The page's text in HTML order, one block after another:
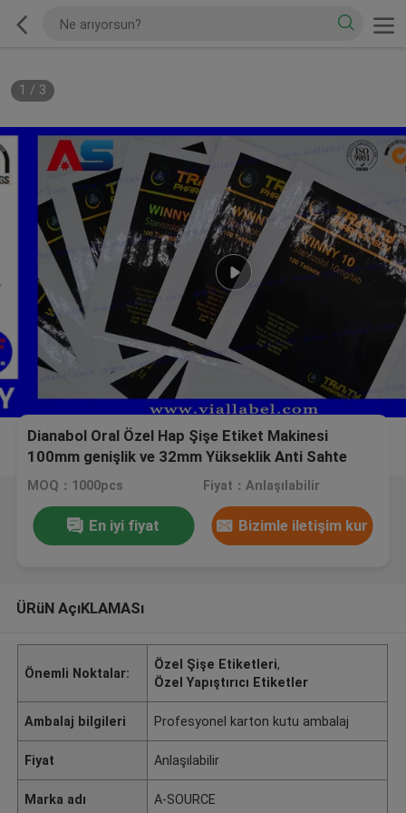
1 / 3
Dianabol Oral Özel Hap Şişe Etiket Makinesi
100mm genişlik ve 32mm Yükseklik Anti Sahte
Baskı Su Geçirmez
MOQ：1000pcs Fiyat：Anlaşılabilir
En iyi fiyat Bizimle iletişim kur
ÜRüN AçıKLAMASı
Önemli Noktalar:
Özel Şişe Etiketleri,
Özel Yapıştırıcı Etiketler
Ambalaj bilgileri Profesyonel karton kutu ambalaj
Fiyat Anlaşılabilir
Marka adı A-SOURCE